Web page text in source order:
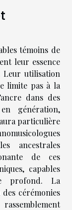
témoins de
leur essence
Leur utilisation
limite pas à la
dans des
génération,
particulière
ancestrales
de ces
capables
profond. La
cérémonies